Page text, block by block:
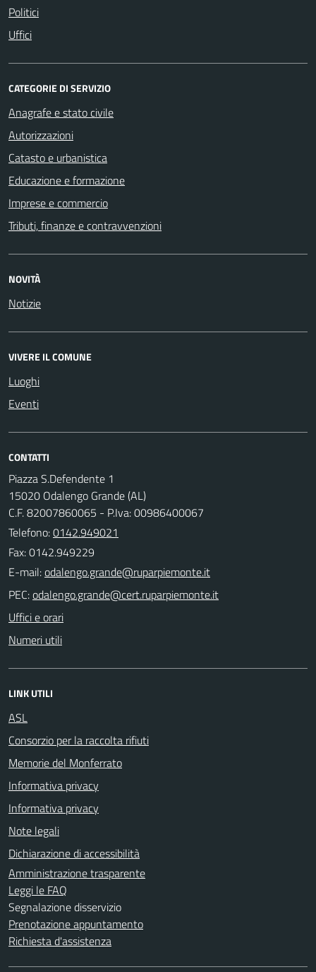
Politici
Uffici
CATEGORIE DI SERVIZIO
Anagrafe e stato civile
Autorizzazioni
Catasto e urbanistica
Educazione e formazione
Imprese e commercio
Tributi, finanze e contravvenzioni
NOVITÀ
Notizie
VIVERE IL COMUNE
Luoghi
Eventi
CONTATTI
Piazza S.Defendente 1
15020 Odalengo Grande (AL)
C.F. 82007860065 - P.Iva: 00986400067
Telefono:0142.949021
Fax: 0142.949229
E-mail:
PEC:
Uffici e orari
Numeri utili
LINK UTILI
ASL
Consorzio per la raccolta rifiuti
Memorie del Monferrato
Informativa privacy
Informativa privacy
Note legali
Dichiarazione di accessibilità
Amministrazione trasparente
Leggi le FAQ
Segnalazione disservizio
Prenotazione appuntamento
Richiesta d'assistenza